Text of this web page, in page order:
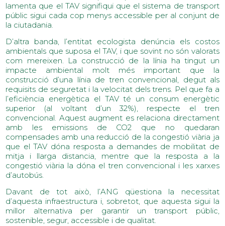
lamenta que el TAV signifiqui que el sistema de transport
públic sigui cada cop menys accessible per al conjunt de
la ciutadania.
D’altra banda, l’entitat ecologista denúncia els costos
ambientals que suposa el TAV, i que sovint no són valorats
com mereixen. La construcció de la línia ha tingut un
impacte ambiental molt més important que la
construcció d’una línia de tren convencional, degut als
requisits de seguretat i la velocitat dels trens. Pel que fa a
l’eficiència energètica el TAV té un consum energètic
superior (al voltant d’un 32%), respecte el tren
convencional. Aquest augment es relaciona directament
amb les emissions de CO2 que no quedaran
compensades amb una reducció de la congestió viària ja
que el TAV dóna resposta a demandes de mobilitat de
mitja i llarga distancia, mentre que la resposta a la
congestió viària la dóna el tren convencional i les xarxes
d’autobús.
Davant de tot això, l’ANG qüestiona la necessitat
d’aquesta infraestructura i, sobretot, que aquesta sigui la
millor alternativa per garantir un transport públic,
sostenible, segur, accessible i de qualitat.